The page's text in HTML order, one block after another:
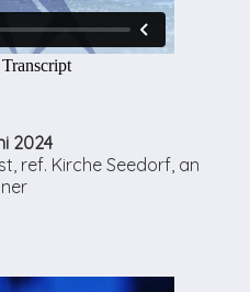
2024
ref. Kirche Seedorf, an